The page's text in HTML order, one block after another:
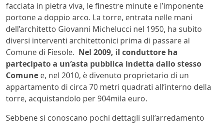
facciata in pietra viva, le finestre minute e l’imponente
portone a doppio arco. La torre, entrata nelle mani
dell’architetto Giovanni Michelucci nel 1950, ha subito
diversi interventi architettonici prima di passare al
Comune di Fiesole. Nel 2009, il conduttore ha
partecipato a un’asta pubblica indetta dallo stesso
Comune e, nel 2010, è divenuto proprietario di un
appartamento di circa 70 metri quadrati all’interno della
torre, acquistandolo per 904mila euro.
Sebbene si conoscano pochi dettagli sull’arredamento